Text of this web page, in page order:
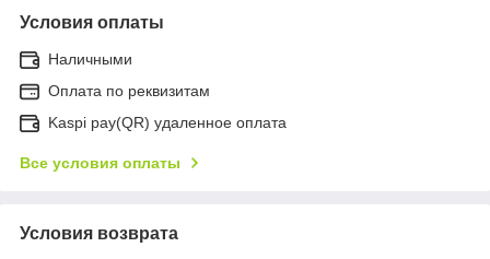
Условия оплаты
Наличными
Оплата по реквизитам
Kaspi pay(QR) удаленное оплата
Все условия оплаты
Условия возврата